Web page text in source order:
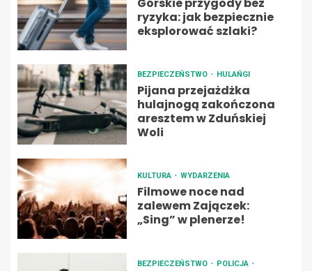
ryzyka: jak bezpiecznie
eksplorować szlaki?
BEZPIECZEŃSTWO HULAŃGI
Pijana przejażdżka
hulajnogą zakończona
aresztem w Zduńskiej
Woli
KULTURA WYDARZENIA
Filmowe noce nad
zalewem Zajączek:
„Sing” w plenerze!
BEZPIECZEŃSTWO
POLICJA